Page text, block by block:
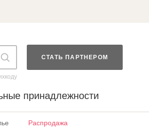
СТАТЬ ПАРТНЕРОМ
принадлежности
Распродажа